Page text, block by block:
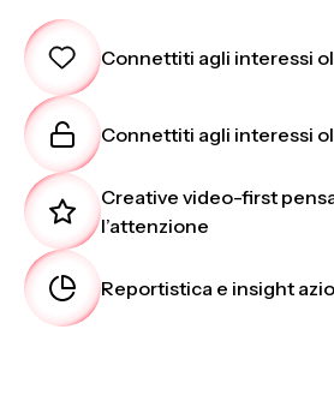
Connettiti agli interessi
Connettiti agli interessi
Creative video-first
l’attenzione
Reportistica e insight